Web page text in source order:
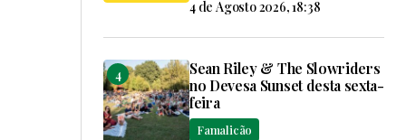
4 de Agosto 2026, 18:38
Sean Riley & The Slowriders
no Devesa Sunset desta sexta-
feira
Famalicão